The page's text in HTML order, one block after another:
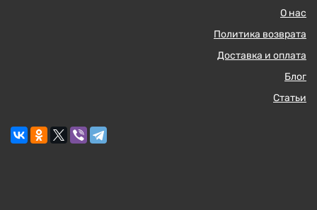
О нас
Политика возврата
Доставка и оплата
Блог
Статьи